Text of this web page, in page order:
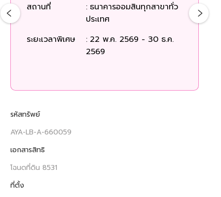
สถานที่
: ธนาคารออมสินทุกสาขาทั่ว
ประเทศ
ระยะเวลาพิเศษ
: 22 พ.ค. 2569 - 30 ธ.ค.
2569
รหัสทรัพย์
AYA-LB-A-660059
เอกสารสิทธิ
โฉนดที่ดิน 8531
ที่ตั้ง